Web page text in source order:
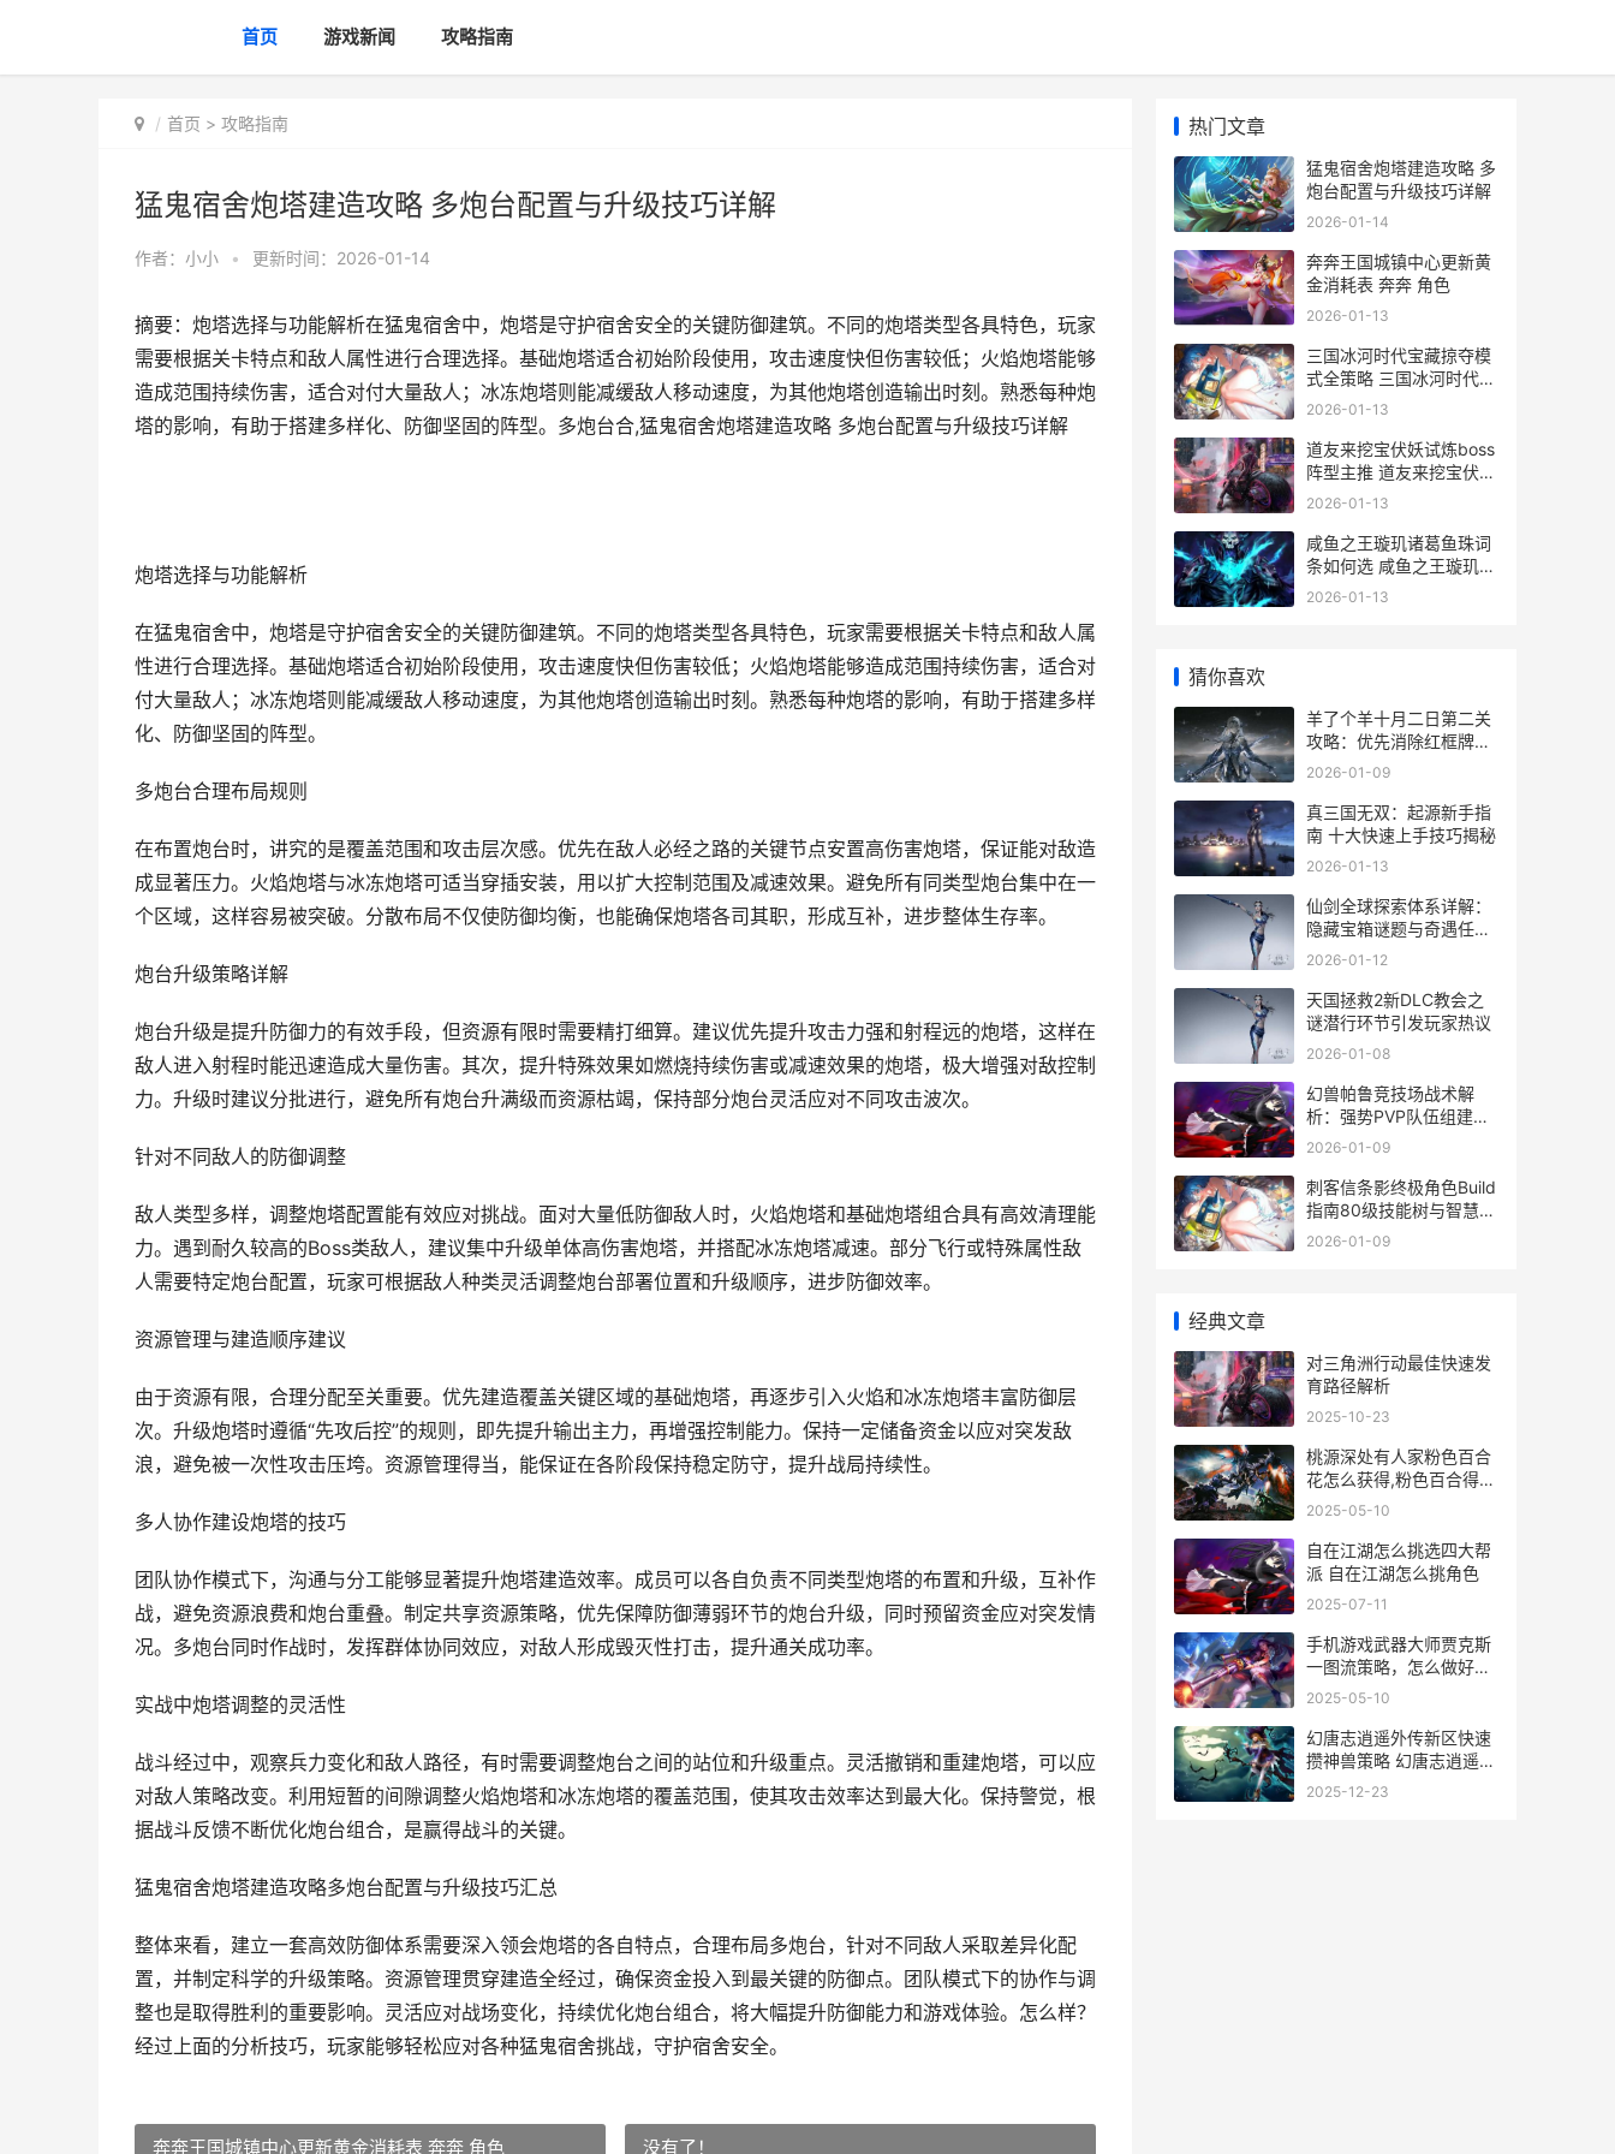
首页 游戏新闻 攻略指南
首页 > 攻略指南
猛鬼宿舍炮塔建造攻略 多炮台配置与升级技巧详解
作者： 小小 • 更新时间：2026-01-14
摘要：炮塔选择与功能解析在猛鬼宿舍中，炮塔是守护宿舍安全的关键防御建筑。不同的炮塔类型各具特色，玩家
需要根据关卡特点和敌人属性进行合理选择。基础炮塔适合初始阶段使用，攻击速度快但伤害较低；火焰炮塔能够
造成范围持续伤害，适合对付大量敌人；冰冻炮塔则能减缓敌人移动速度，为其他炮塔创造输出时刻。熟悉每种炮
塔的影响，有助于搭建多样化、防御坚固的阵型。多炮台合,猛鬼宿舍炮塔建造攻略 多炮台配置与升级技巧详解
炮塔选择与功能解析
在猛鬼宿舍中，炮塔是守护宿舍安全的关键防御建筑。不同的炮塔类型各具特色，玩家需要根据关卡特点和敌人属
性进行合理选择。基础炮塔适合初始阶段使用，攻击速度快但伤害较低；火焰炮塔能够造成范围持续伤害，适合对
付大量敌人；冰冻炮塔则能减缓敌人移动速度，为其他炮塔创造输出时刻。熟悉每种炮塔的影响，有助于搭建多样
化、防御坚固的阵型。
多炮台合理布局规则
在布置炮台时，讲究的是覆盖范围和攻击层次感。优先在敌人必经之路的关键节点安置高伤害炮塔，保证能对敌造
成显著压力。火焰炮塔与冰冻炮塔可适当穿插安装，用以扩大控制范围及减速效果。避免所有同类型炮台集中在一
个区域，这样容易被突破。分散布局不仅使防御均衡，也能确保炮塔各司其职，形成互补，进步整体生存率。
炮台升级策略详解
炮台升级是提升防御力的有效手段，但资源有限时需要精打细算。建议优先提升攻击力强和射程远的炮塔，这样在
敌人进入射程时能迅速造成大量伤害。其次，提升特殊效果如燃烧持续伤害或减速效果的炮塔，极大增强对敌控制
力。升级时建议分批进行，避免所有炮台升满级而资源枯竭，保持部分炮台灵活应对不同攻击波次。
针对不同敌人的防御调整
敌人类型多样，调整炮塔配置能有效应对挑战。面对大量低防御敌人时，火焰炮塔和基础炮塔组合具有高效清理能
力。遇到耐久较高的Boss类敌人，建议集中升级单体高伤害炮塔，并搭配冰冻炮塔减速。部分飞行或特殊属性敌
人需要特定炮台配置，玩家可根据敌人种类灵活调整炮台部署位置和升级顺序，进步防御效率。
资源管理与建造顺序建议
由于资源有限，合理分配至关重要。优先建造覆盖关键区域的基础炮塔，再逐步引入火焰和冰冻炮塔丰富防御层
次。升级炮塔时遵循“先攻后控”的规则，即先提升输出主力，再增强控制能力。保持一定储备资金以应对突发敌
浪，避免被一次性攻击压垮。资源管理得当，能保证在各阶段保持稳定防守，提升战局持续性。
多人协作建设炮塔的技巧
团队协作模式下，沟通与分工能够显著提升炮塔建造效率。成员可以各自负责不同类型炮塔的布置和升级，互补作
战，避免资源浪费和炮台重叠。制定共享资源策略，优先保障防御薄弱环节的炮台升级，同时预留资金应对突发情
况。多炮台同时作战时，发挥群体协同效应，对敌人形成毁灭性打击，提升通关成功率。
实战中炮塔调整的灵活性
战斗经过中，观察兵力变化和敌人路径，有时需要调整炮台之间的站位和升级重点。灵活撤销和重建炮塔，可以应
对敌人策略改变。利用短暂的间隙调整火焰炮塔和冰冻炮塔的覆盖范围，使其攻击效率达到最大化。保持警觉，根
据战斗反馈不断优化炮台组合，是赢得战斗的关键。
猛鬼宿舍炮塔建造攻略多炮台配置与升级技巧汇总
整体来看，建立一套高效防御体系需要深入领会炮塔的各自特点，合理布局多炮台，针对不同敌人采取差异化配
置，并制定科学的升级策略。资源管理贯穿建造全经过，确保资金投入到最关键的防御点。团队模式下的协作与调
整也是取得胜利的重要影响。灵活应对战场变化，持续优化炮台组合，将大幅提升防御能力和游戏体验。怎么样？
经过上面的分析技巧，玩家能够轻松应对各种猛鬼宿舍挑战，守护宿舍安全。
奔奔王国城镇中心更新黄金消耗表 奔奔 角色 没有了！
热门文章
猛鬼宿舍炮塔建造攻略 多
炮台配置与升级技巧详解
2026-01-14
奔奔王国城镇中心更新黄
金消耗表 奔奔 角色
2026-01-13
三国冰河时代宝藏掠夺模
式全策略 三国冰河时代宝
藏怎么保护
2026-01-13
道友来挖宝伏妖试炼boss
阵型主推 道友来挖宝伏妖
试炼百花羞怎么打
2026-01-13
咸鱼之王璇玑诸葛鱼珠词
条如何选 咸鱼之王璇玑诸
葛
2026-01-13
猜你喜欢
羊了个羊十月二日第二关
攻略：优先消除红框牌保
存虚线牌
2026-01-09
真三国无双：起源新手指
南 十大快速上手技巧揭秘
2026-01-13
仙剑全球探索体系详解：
隐藏宝箱谜题与奇遇任务
触发条件揭秘
2026-01-12
天国拯救2新DLC教会之
谜潜行环节引发玩家热议
2026-01-08
幻兽帕鲁竞技场战术解
析：强势PVP队伍组建攻
略
2026-01-09
刺客信条影终极角色Build
指南80级技能树与智慧位
阶详解
2026-01-09
经典文章
对三角洲行动最佳快速发
育路径解析
2025-10-23
桃源深处有人家粉色百合
花怎么获得,粉色百合得手
秘笈 桃源深处有人家天涯
2025-05-10
自在江湖怎么挑选四大帮
派 自在江湖怎么挑角色
2025-07-11
手机游戏武器大师贾克斯
一图流策略，怎么做好资
源控制 手游的武器
2025-05-10
幻唐志逍遥外传新区快速
攒神兽策略 幻唐志逍遥外
传交易平台
2025-12-23